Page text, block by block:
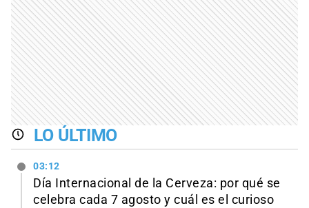
LO ÚLTIMO
03:12
Día Internacional de la Cerveza: por qué se
celebra cada 7 agosto y cuál es el curioso